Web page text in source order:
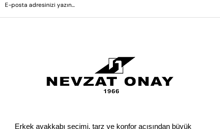
Erkek ayakkabı seçimi, tarz ve konfor açısından büyük